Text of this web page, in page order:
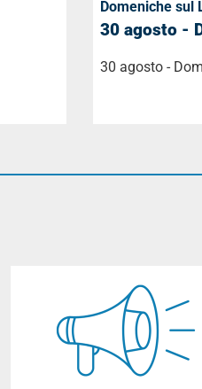
Domeniche sul
30 agosto -
30 agosto -